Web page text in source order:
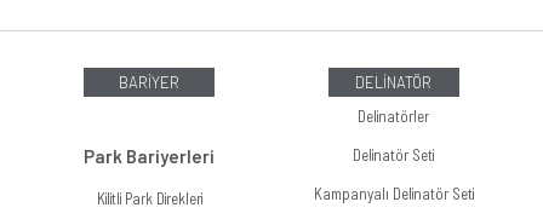
BARİYER
Park Bariyerleri
Kilitli Park Direkleri
DELİNATÖR
Delinatörler
Delinatör Seti
Kampanyalı Delinatör Seti